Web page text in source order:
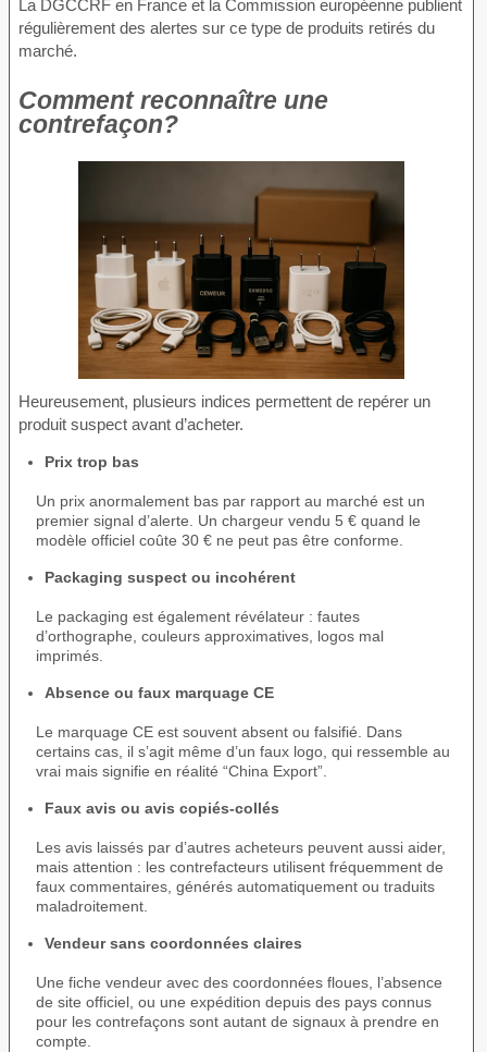
La DGCCRF en France et la Commission européenne publient
régulièrement des alertes sur ce type de produits retirés du
marché.
Comment reconnaître une
contrefaçon?
Heureusement, plusieurs indices permettent de repérer un
produit suspect avant d’acheter.
Prix trop bas
Un prix anormalement bas par rapport au marché est un
premier signal d’alerte. Un chargeur vendu 5 € quand le
modèle officiel coûte 30 € ne peut pas être conforme.
Packaging suspect ou incohérent
Le packaging est également révélateur : fautes
d’orthographe, couleurs approximatives, logos mal
imprimés.
Absence ou faux marquage CE
Le marquage CE est souvent absent ou falsifié. Dans
certains cas, il s’agit même d’un faux logo, qui ressemble au
vrai mais signifie en réalité “China Export”.
Faux avis ou avis copiés-collés
Les avis laissés par d’autres acheteurs peuvent aussi aider,
mais attention : les contrefacteurs utilisent fréquemment de
faux commentaires, générés automatiquement ou traduits
maladroitement.
Vendeur sans coordonnées claires
Une fiche vendeur avec des coordonnées floues, l’absence
de site officiel, ou une expédition depuis des pays connus
pour les contrefaçons sont autant de signaux à prendre en
compte.